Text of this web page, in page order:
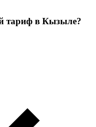
тариф в Кызыле?